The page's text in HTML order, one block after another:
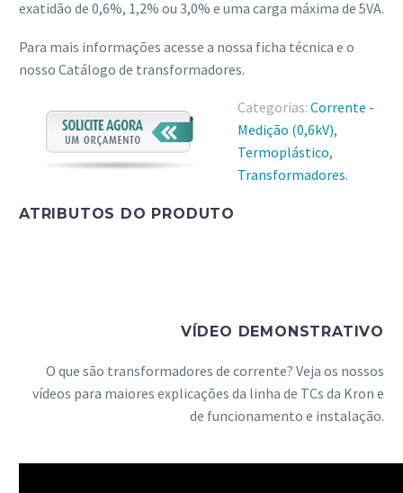
exatidão de 0,6%, 1,2% ou 3,0% e uma carga máxima de 5VA.
Para mais informações acesse a nossa ficha técnica e o
nosso Catálogo de transformadores.
Categorias: Corrente -
Medição (0,6kV),
Termoplástico,
Transformadores.
ATRIBUTOS DO PRODUTO
VÍDEO DEMONSTRATIVO
O que são transformadores de corrente? Veja os nossos
vídeos para maiores explicações da linha de TCs da Kron e
de funcionamento e instalação.